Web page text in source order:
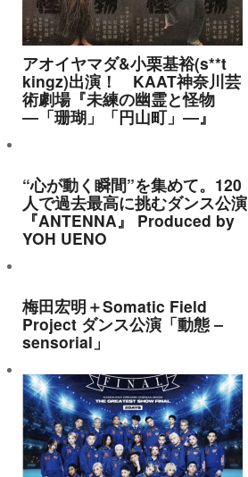
アオイヤマダ&小栗基裕(s**t
kingz)出演！ KAAT神奈川芸
術劇場『未練の幽霊と怪物
―「珊瑚」「円山町」―』
“心が動く瞬間”を集めて。120
人で過去最高に挑むダンス公演
『ANTENNA』 Produced by
YOH UENO
梅田宏明＋Somatic Field
Project ダンス公演「動態 ‒
sensorial」